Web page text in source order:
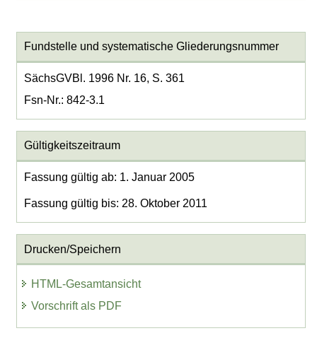
Fundstelle und systematische Gliederungsnummer
SächsGVBl. 1996 Nr. 16, S. 361
Fsn-Nr.: 842-3.1
Gültigkeitszeitraum
Fassung gültig ab: 1. Januar 2005
Fassung gültig bis: 28. Oktober 2011
Drucken/Speichern
HTML-Gesamtansicht
Vorschrift als PDF